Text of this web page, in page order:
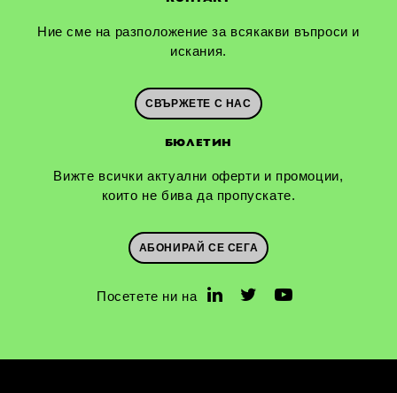
Ние сме на разположение за всякакви въпроси и
искания.
СВЪРЖЕТЕ С НАС
БЮЛЕТИН
Вижте всички актуални оферти и промоции,
които не бива да пропускате.
АБОНИРАЙ СЕ СЕГА
Посетете ни на